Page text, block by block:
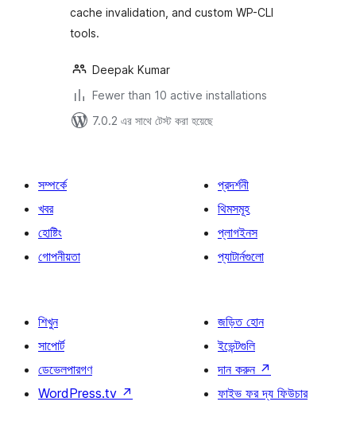
cache invalidation, and custom WP-CLI
tools.
Deepak Kumar
Fewer than 10 active installations
7.0.2 এর সাথে টেস্ট করা হয়েছে
সম্পর্কে
খবর
হোষ্টিং
গোপনীয়তা
প্রদর্শনী
থিমসমূহ
প্লাগইনস
প্যাটার্নগুলো
শিখুন
সাপোর্ট
ডেভেলপারগণ
WordPress.tv ↗
জড়িত হোন
ইভেন্টগুলি
দান করুন ↗
ফাইভ ফর দ্য ফিউচার